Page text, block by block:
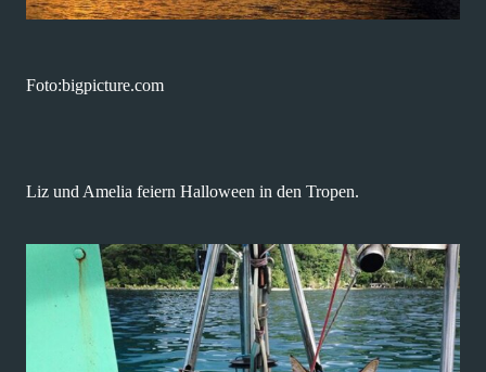
Foto:bigpicture.com
Liz und Amelia feiern Halloween in den Tropen.